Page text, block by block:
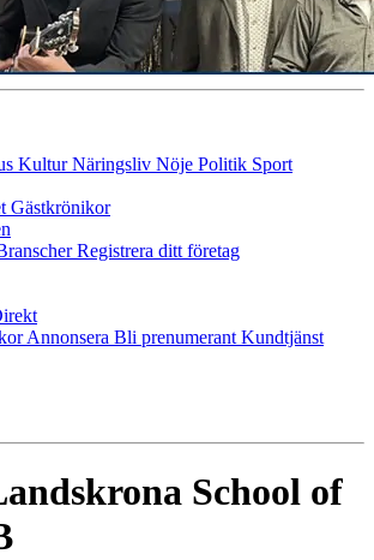
KulturNäringsliv Nöje Politik Sport
Gästkrönikor
Registrera ditt företag
Annonsera Bli prenumerant Kundtjänst
School of